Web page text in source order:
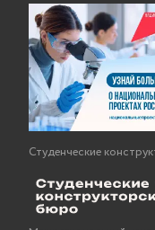
Студенческие